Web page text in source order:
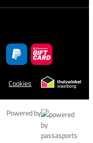
Cookies
Powered by